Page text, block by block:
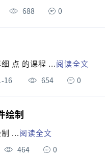
688 0
点 的课程 ...阅读全文
16 654 0
绘制
...阅读全文
464 0